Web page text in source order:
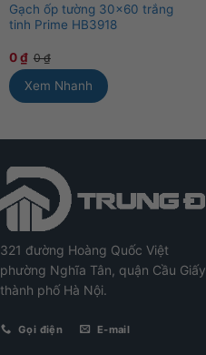
Gạch ốp tường 30×60 trắng
tinh Prime HB3918
0₫ 0₫
Xem Nhanh
321 đường Hoàng Quốc Việt
phường Nghĩa Tân, quận Cầu Giấy
thành phố Hà Nội.
Gọi điện E-mail